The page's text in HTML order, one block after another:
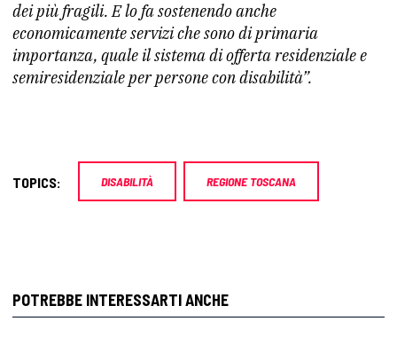
dei più fragili. E lo fa sostenendo anche
economicamente servizi che sono di primaria
importanza, quale il sistema di offerta residenziale e
semiresidenziale per persone con disabilità”.
TOPICS: DISABILITÀ REGIONE TOSCANA
POTREBBE INTERESSARTI ANCHE